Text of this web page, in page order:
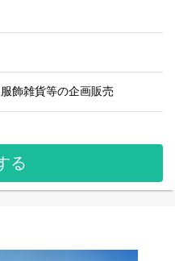
飾雑貨等の企画販売
る